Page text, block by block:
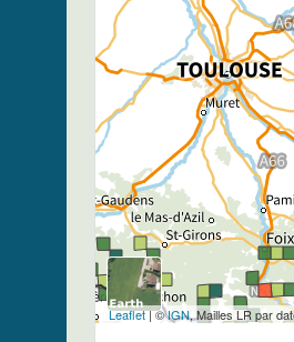
Leaflet| ©IGN, Mailles LR par